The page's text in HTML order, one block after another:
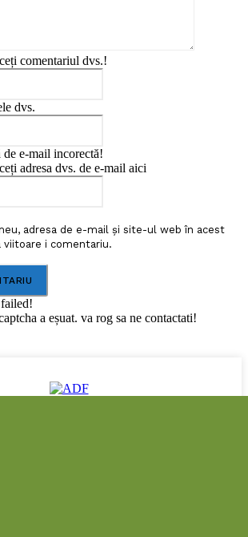
comentariul dvs.!
dvs.
e-mail incorectă!
adresa dvs. de e-mail aici
adresa de e-mail și site-ul web în acest
i comentariu.
a eșuat. va rog sa ne contactati!